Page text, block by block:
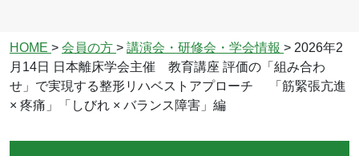
HOME > 会員の方 > 講演会・研修会・学会情報 > 2026年2
月14日 日本離床学会主催 教育講座 評価の「組み合わ
せ」で実現する整形リハベストアプローチ 「筋緊張亢進
× 疼痛」「しびれ × バランス障害」編